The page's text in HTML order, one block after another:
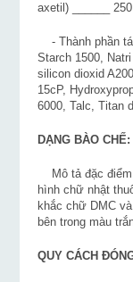
axetil) ______
- Thành phần
Starch 1500,
silicon dioxid
15cP,
6000, Talc, Titan
DẠNG BÀO
Mô tả đặc điểm
hình chữ nhật
khắc chữ DMC
bên trong màu
QUY CÁCH